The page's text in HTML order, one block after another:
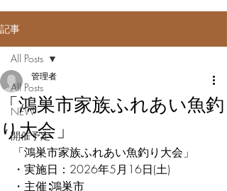
記事
All Posts
NEW
開催予定
All Posts
「鴻巣市家族ふれあい魚釣
り大会」
管理者
「鴻巣市家族ふれあい魚釣り大会」
・実施日：2026年5月16日(土)
・主催∶鴻巣市